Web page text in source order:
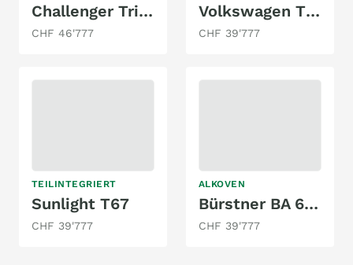
Challenger Trigano F14
CHF 46'777
Volkswagen T6 California Ocean Grey
CHF 39'777
TEILINTEGRIERT
Sunlight T67
CHF 39'777
ALKOVEN
Bürstner BA 6701
CHF 39'777